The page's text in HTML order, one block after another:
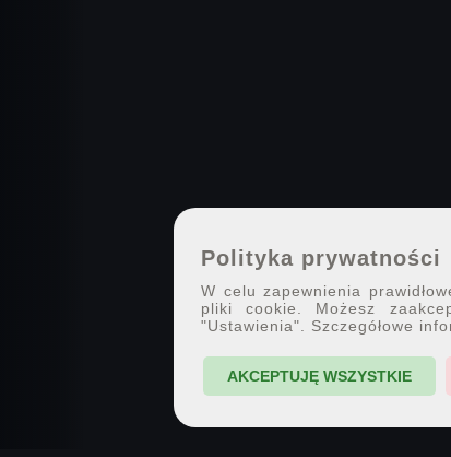
Polityka prywatności
W celu zapewnienia
pliki cookie. Możesz
"Ustawienia". Szczegółowe
AKCEPTUJĘ WSZYSTKIE